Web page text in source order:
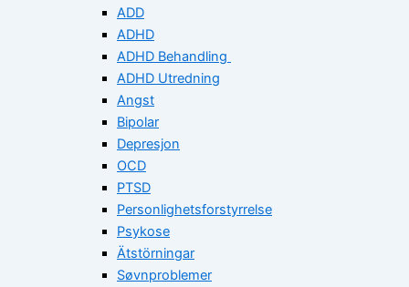
ADD
ADHD
ADHD Behandling
ADHD Utredning
Angst
Bipolar
Depresjon
OCD
PTSD
Personlighetsforstyrrelse
Psykose
Ätstörningar
Søvnproblemer